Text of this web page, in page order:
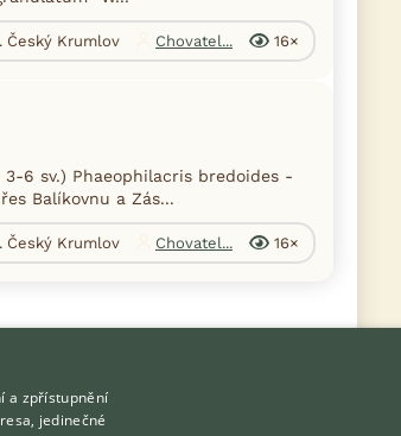
Český Krumlov Chovatel... 16×
6 sv.) Phaeophilacris bredoides -
Balíkovnu a Zás...
Český Krumlov Chovatel... 16×
a zpřístupnění
jedinečné